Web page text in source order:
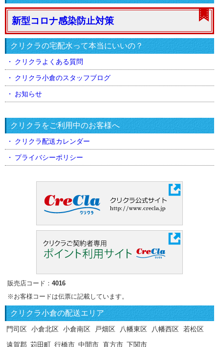
新型コロナ感染防止対策
クリクラの宅配水って本当にいいの？
クリクラよくある質問
クリクラ小倉のスタッフブログ
お知らせ
クリクラをご利用中のお客様へ
クリクラ配送カレンダー
プライバシーポリシー
販売店コード： 4016
※お客様コードは伝票に記載しています。
クリクラ小倉の配送エリア
門司区 小倉北区 小倉南区 戸畑区 八幡東区 八幡西区 若松区
遠賀郡 苅田町 行橋市 中間市 直方市 下関市